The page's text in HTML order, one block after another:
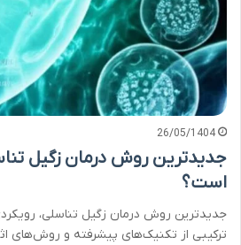
26/05/1404
جدیدترین روش درمان زگیل
است؟
جدیدترین روش درمان زگیل تناسلی،
ترکیبی از تکنیک‌های پیشرفته و روش‌های